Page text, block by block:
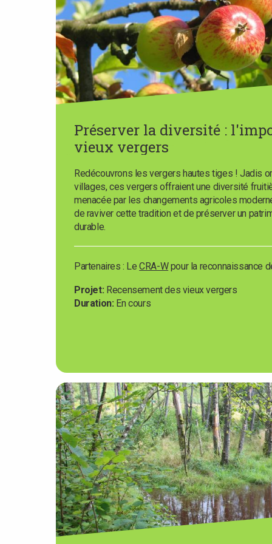
Préserver la diversité :
vieux vergers
Redécouvrons les vergers hautes tiges ! Jadis
villages, ces vergers offraient une diversité
menacée par les changements agricoles
de raviver cette tradition et de préserver un
durable.
Partenaires : LeCRA-Wpour la reconnaissance
Projet Recensement des vieux vergers
Duration En cours